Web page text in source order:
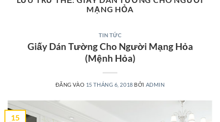
MẠNG HỎA
TIN TỨC
Giấy Dán Tường Cho Người Mạng Hỏa
(Mệnh Hỏa)
ĐĂNG VÀO 15 THÁNG 6, 2018 BỞI ADMIN
15